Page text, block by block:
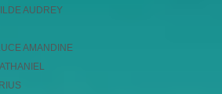
AUDREY
AMANDINE